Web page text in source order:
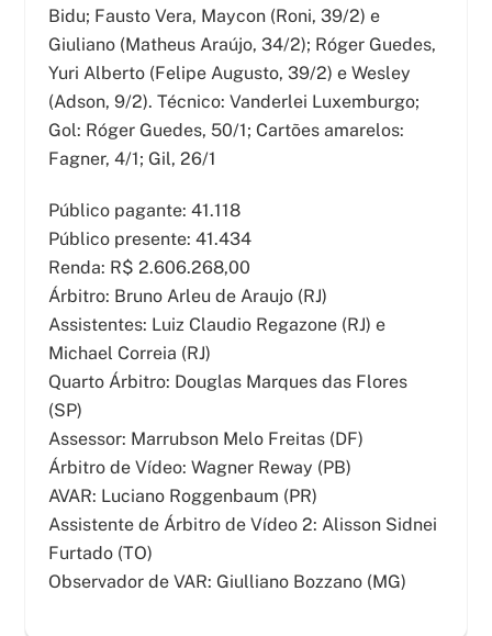
Bidu; Fausto Vera, Maycon (Roni, 39/2) e
Giuliano (Matheus Araújo, 34/2); Róger Guedes,
Yuri Alberto (Felipe Augusto, 39/2) e Wesley
(Adson, 9/2). Técnico: Vanderlei Luxemburgo;
Gol: Róger Guedes, 50/1; Cartões amarelos:
Fagner, 4/1; Gil, 26/1
Público pagante: 41.118
Público presente: 41.434
Renda: R$ 2.606.268,00
Árbitro: Bruno Arleu de Araujo (RJ)
Assistentes: Luiz Claudio Regazone (RJ) e
Michael Correia (RJ)
Quarto Árbitro: Douglas Marques das Flores
(SP)
Assessor: Marrubson Melo Freitas (DF)
Árbitro de Vídeo: Wagner Reway (PB)
AVAR: Luciano Roggenbaum (PR)
Assistente de Árbitro de Vídeo 2: Alisson Sidnei
Furtado (TO)
Observador de VAR: Giulliano Bozzano (MG)